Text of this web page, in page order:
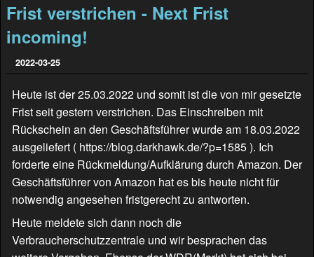
Frist verstrichen - Next Frist
incoming!
2022-03-25
Heute ist der 25.03.2022 und somit ist die von mir gesetzte
Frist seit gestern verstrichen. Das Einschreiben mit
Rückschein an den Geschäftsführer wurde am 18.03.2022
ausgeliefert ( https://blog.darkhawk.de/?p=1585). Ich
forderte eine Rückmeldung/Aufklärung durch Amazon. Der
Geschäftsführer von Amazon hat es bis heute nicht für
notwendig angesehen fristgerecht zu antworten.
Heute meldete sich dann noch die
Verbraucherschutzzentrale und wir besprachen das